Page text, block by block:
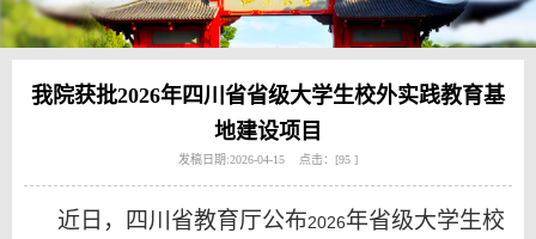
我院获批2026年四川省省级大学生校外实践教育基
地建设项目
发稿日期:2026-04-15 点击：[95 ]
近日，四川省教育厅公布2026年省级大学生校